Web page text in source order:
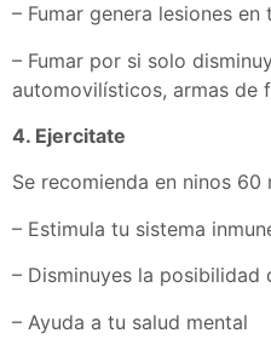
– Fumar genera lesiones
– Fumar por si solo
automovilísticos, armas de
4. Ejercitate
Se recomienda en ninos
– Estimula tu sistema
– Disminuyes la posibilidad
– Ayuda a tu salud mental